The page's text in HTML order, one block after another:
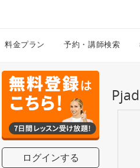
料金プラン 予約・講師検索
ログインする